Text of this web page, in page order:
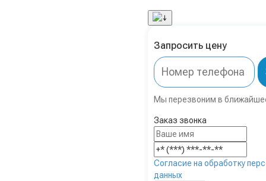
Запросить цену
Мы перезвоним в
Заказ звонка
Согласие на обработку
данных